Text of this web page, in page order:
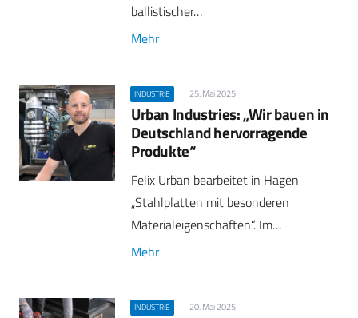
ballistischer…
Mehr
INDUSTRIE 25. Mai 2025
Urban Industries: „Wir bauen in
Deutschland hervorragende
Produkte“
Felix Urban bearbeitet in Hagen
„Stahlplatten mit besonderen
Materialeigenschaften“. Im…
Mehr
INDUSTRIE 20. Mai 2025